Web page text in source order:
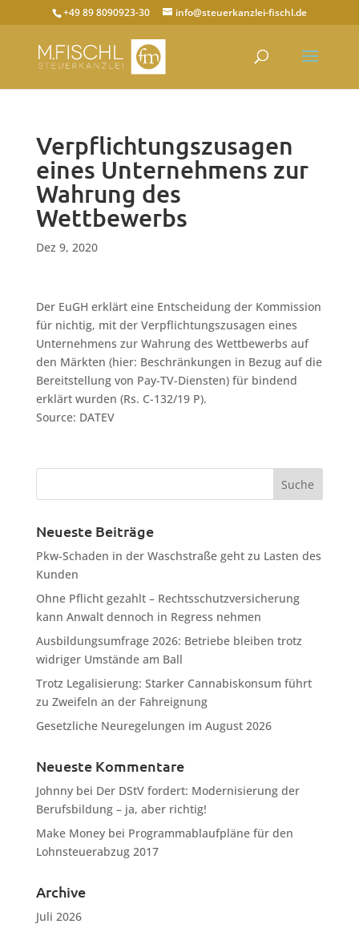
+49 89 8090923-30 info@steuerkanzlei-fischl.de
Verpflichtungszusagen
eines Unternehmens zur
Wahrung des
Wettbewerbs
Dez 9, 2020
Der EuGH erklärt eine Entscheidung der Kommission
für nichtig, mit der Verpflichtungszusagen eines
Unternehmens zur Wahrung des Wettbewerbs auf
den Märkten (hier: Beschränkungen in Bezug auf die
Bereitstellung von Pay-TV-Diensten) für bindend
erklärt wurden (Rs. C-132/19 P).
Source: DATEV
Neueste Beiträge
Pkw-Schaden in der Waschstraße geht zu Lasten des
Kunden
Ohne Pflicht gezahlt – Rechtsschutzversicherung
kann Anwalt dennoch in Regress nehmen
Ausbildungsumfrage 2026: Betriebe bleiben trotz
widriger Umstände am Ball
Trotz Legalisierung: Starker Cannabiskonsum führt
zu Zweifeln an der Fahreignung
Gesetzliche Neuregelungen im August 2026
Neueste Kommentare
Johnnybei Der DStV fordert: Modernisierung der
Berufsbildung – ja, aber richtig!
Make Moneybei Programmablaufpläne für den
Lohnsteuerabzug 2017
Archive
Juli 2026